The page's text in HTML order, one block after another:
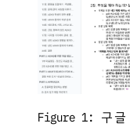
Figure 1: 구